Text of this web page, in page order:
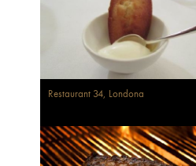
Restaurant 34, Londona